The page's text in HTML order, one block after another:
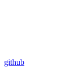
github